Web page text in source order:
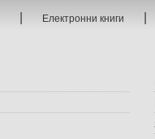
| Електронни книги |